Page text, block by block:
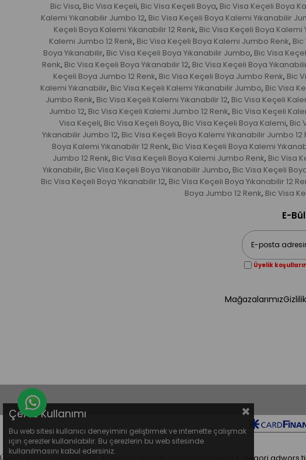
Bic Visa, Bic Visa Keçeli, Bic Visa Keçeli Boya, Bic Visa Keçeli Boya
Kalemi Yıkanabilir Jumbo 12, Bic Visa Keçeli Boya Kalemi Yıkanabilir
Keçeli Boya Kalemi Yıkanabilir 12 Renk, Bic Visa Keçeli Boya Kalemi
Kalemi Jumbo 12 Renk, Bic Visa Keçeli Boya Kalemi Jumbo Renk,
Boya Yıkanabilir, Bic Visa Keçeli Boya Yıkanabilir Jumbo, Bic Visa
Renk, Bic Visa Keçeli Boya Yıkanabilir 12, Bic Visa Keçeli Boya
Keçeli Boya Jumbo 12 Renk, Bic Visa Keçeli Boya Jumbo Renk, Bic
Kalemi Yıkanabilir, Bic Visa Keçeli Kalemi Yıkanabilir Jumbo, Bic Visa
Jumbo Renk, Bic Visa Keçeli Kalemi Yıkanabilir 12, Bic Visa Keçeli
Jumbo 12, Bic Visa Keçeli Kalemi Jumbo 12 Renk, Bic Visa Keçeli
Visa Keçeli, Bic Visa Keçeli Boya, Bic Visa Keçeli Boya Kalemi, Bic
Yıkanabilir Jumbo 12, Bic Visa Keçeli Boya Kalemi Yıkanabilir Jumbo 12
Boya Kalemi Yıkanabilir 12 Renk, Bic Visa Keçeli Boya Kalemi
Jumbo 12 Renk, Bic Visa Keçeli Boya Kalemi Jumbo Renk, Bic Visa
Yıkanabilir, Bic Visa Keçeli Boya Yıkanabilir Jumbo, Bic Visa Keçeli
Bic Visa Keçeli Boya Yıkanabilir 12, Bic Visa Keçeli Boya Yıkanabilir 12
Boya Jumbo 12 Renk, Bic Visa
E-
Üyelik
Mağazalarımız
Whatsapp Destek Hattı
ÜyeKodunuzuGirebilirsiniz. adwors Kategori adwors
Çerez Kullanımı
Bu web sitesi kullanıcı deneyimini geliştirmek ve internette çalışmak
için çerezler kullanılabilir. Bu çerezlerin bu web sitesinde
kullanılmasını kabul edersiniz.